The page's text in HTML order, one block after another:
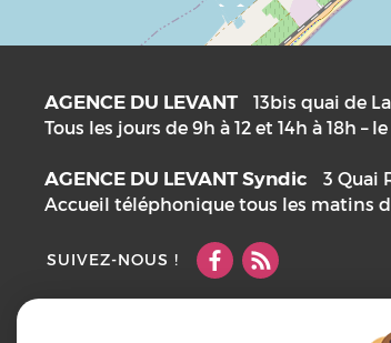
AGENCE DU LEVANT 13bis quai de
Tous les jours de 9h à 12 et 14h à 18h –
AGENCE DU LEVANT Syndic 3 Quai
Accueil téléphonique tous les matins
SUIVEZ-NOUS !